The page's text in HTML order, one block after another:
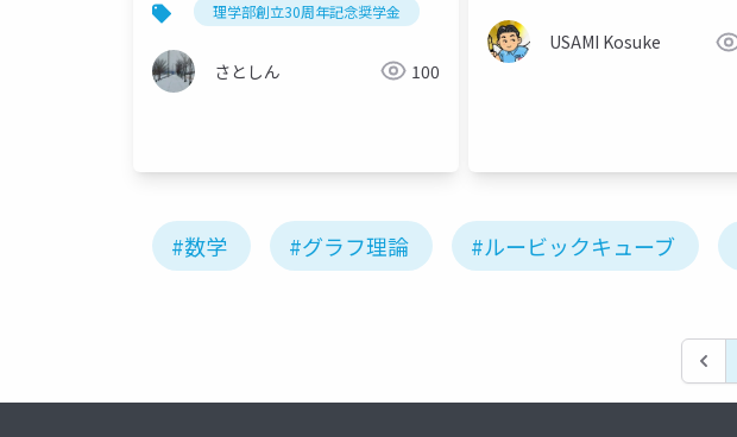
して━
理学部創立30周年記念奨学金
さとしん 100
USAMI Kosuke
#数学 #グラフ理論 #ルービックキューブ